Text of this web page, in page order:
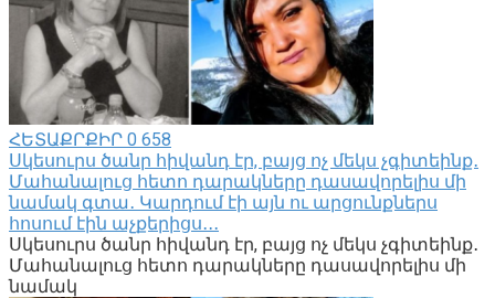
ՀԵՏԱՔՐՔԻՐ 0 658
Սկեսուրս ծանր հիվանդ էր, բայց ոչ մեկս չգիտեինք․
Մահանալուց հետո դարակները դասավորելիս մի
նամակ գտա․ Կարդում էի այն ու արցունքներս
հոսում էին աչքերիցս․․․
Սկեսուրս ծանր հիվանդ էր, բայց ոչ մեկս չգիտեինք․
Մահանալուց հետո դարակները դասավորելիս մի
նամակ